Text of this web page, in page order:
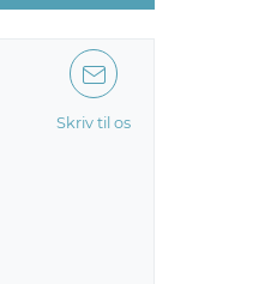
Skriv til os